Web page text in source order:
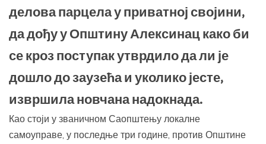
делова парцела у приватној својини,
да дођу у Општину Алексинац како би
се кроз поступак утврдило да ли је
дошло до заузећа и уколико јесте,
извршила новчана надокнада.
Као стоји у званичном Саопштењу локалне
самоуправе, у последње три године, против Општине